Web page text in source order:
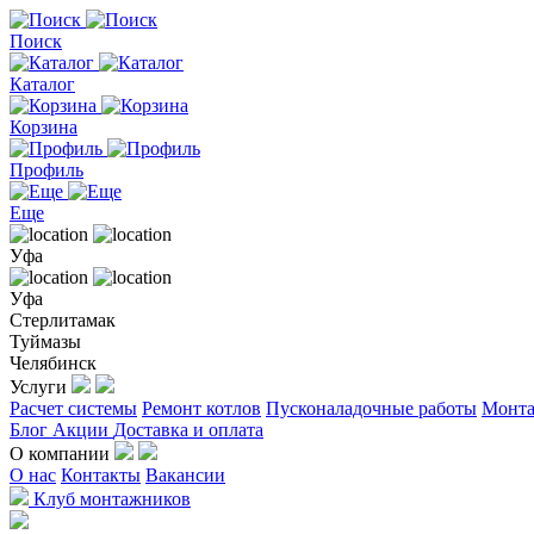
Поиск
Каталог
Корзина
Профиль
Еще
Уфа
Уфа
Стерлитамак
Туймазы
Челябинск
Услуги
Расчет системы Ремонт котлов Пусконаладочные работы
Блог Акции Доставка и оплата
О компании
О нас Контакты Вакансии
Клуб монтажников